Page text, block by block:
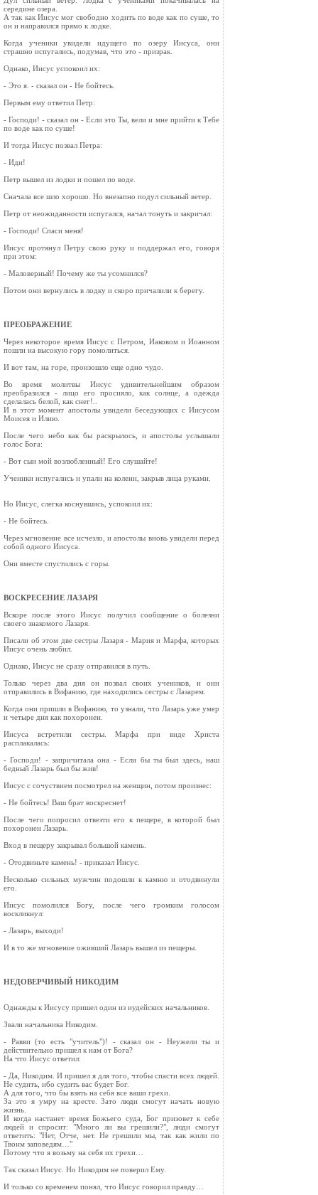
середине озера.
А так как Иисус мог свободно ходить по воде как по суше, то
он и направился прямо к лодке.
Когда ученики увидели идущего по озеру Иисуса, они
страшно испугались, подумав, что это - призрак.
Однако, Иисус успокоил их:
- Это я. - сказал он - Не бойтесь.
Первым ему ответил Петр:
- Господи! - сказал он - Если это Ты, вели и мне прийти к Тебе
по воде как по суше!
И тогда Иисус позвал Петра:
- Иди!
Петр вышел из лодки и пошел по воде.
Сначала все шло хорошо. Но внезапно подул сильный ветер.
Петр от неожиданности испугался, начал тонуть и закричал:
- Господи! Спаси меня!
Иисус протянул Петру свою руку и поддержал его, говоря
при этом:
- Маловерный! Почему же ты усомнился?
Потом они вернулись в лодку и скоро причалили к берегу.
ПРЕОБРАЖЕНИЕ
Через некоторое время Иисус с Петром, Иаковом и Иоанном
пошли на высокую гору помолиться.
И вот там, на горе, произошло еще одно чудо.
Во время молитвы Иисус удивительнейшим образом
преобразился - лицо его просияло, как солнце, а одежда
сделалась белой, как снег!..
И в этот момент апостолы увидели беседующих с Иисусом
Моисея и Илию.
После чего небо как бы раскрылось, и апостолы услышали
голос Бога:
- Вот сын мой возлюбленный! Его слушайте!
Ученики испугались и упали на колени, закрыв лица руками.
Но Иисус, слегка коснувшись, успокоил их:
- Не бойтесь.
Через мгновение все исчезло, и апостолы вновь увидели перед
собой одного Иисуса.
Они вместе спустились с горы.
ВОСКРЕСЕНИЕ ЛАЗАРЯ
Вскоре после этого Иисус получил сообщение о болезни
своего знакомого Лазаря.
Писали об этом две сестры Лазаря - Мария и Марфа, которых
Иисус очень любил.
Однако, Иисус не сразу отправился в путь.
Только через два дня он позвал своих учеников, и они
отправились в Вифанию, где находились сестры с Лазарем.
Когда они пришли в Вифанию, то узнали, что Лазарь уже умер
и четыре дня как похоронен.
Иисуса встретили сестры. Марфа при виде Христа
расплакалась:
- Господи! - запричитала она - Если бы ты был здесь, наш
бедный Лазарь был бы жив!
Иисус с сочуствием посмотрел на женщин, потом произнес:
- Не бойтесь! Ваш брат воскреснет!
После чего попросил отвезти его к пещере, в которой был
похоронен Лазарь.
Вход в пещеру закрывал большой камень.
- Отодвиньте камень! - приказал Иисус.
Несколько сильных мужчин подошли к камню и отодвинули
его.
Иисус помолился Богу, после чего громким голосом
воскликнул:
- Лазарь, выходи!
И в то же мгновение оживший Лазарь вышел из пещеры.
НЕДОВЕРЧИВЫЙ НИКОДИМ
Однажды к Иисусу пришел один из иудейских начальников.
Звали начальника Никодим.
- Равви (то есть "учитель")! - сказал он - Неужели ты и
действительно пришел к нам от Бога?
На что Иисус ответил:
- Да, Никодим. И пришел я для того, чтобы спасти всех людей.
Не судить, ибо судить вас будет Бог.
А для того, что бы взять на себя все ваши грехи.
За это я умру на кресте. Зато люди смогут начать новую
жизнь.
И когда настанет время Божьего суда, Бог призовет к себе
людей и спросит: "Много ли вы грешили?", люди смогут
ответить: "Нет, Отче, нет. Не грешили мы, так как жили по
Твоим заповедям…"
Потому что я возьму на себя их грехи…
Так сказал Иисус. Но Никодим не поверил Ему.
И только со временем понял, что Иисус говорил правду…